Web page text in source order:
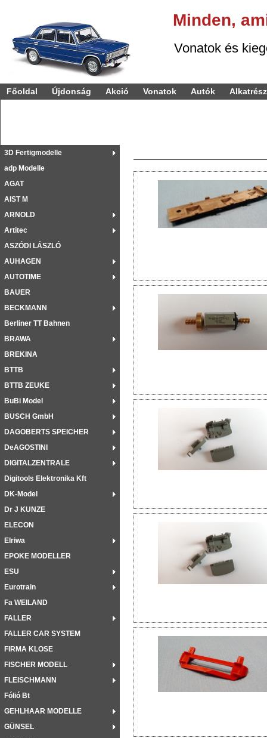
Minden,
Vonatok és
Főoldal Újdonság Akció Vonatok Autók
3D Fertigmodelle
adp Modelle
AGAT
AIST M
ARNOLD
Artitec
ASZÓDI LÁSZLÓ
AUHAGEN
AUTOTIME
BAUER
BECKMANN
Berliner TT Bahnen
BRAWA
BREKINA
BTTB
BTTB ZEUKE
BuBi Model
BUSCH GmbH
DAGOBERTS SPEICHER
DeAGOSTINI
DIGITALZENTRALE
Digitools Elektronika Kft
DK-Model
Dr J KUNZE
ELECON
Elriwa
EPOKE MODELLER
ESU
Eurotrain
Fa WEILAND
FALLER
FALLER CAR SYSTEM
FIRMA KLOSE
FISCHER MODELL
FLEISCHMANN
Fólió Bt
GEHLHAAR MODELLE
GÜNSEL